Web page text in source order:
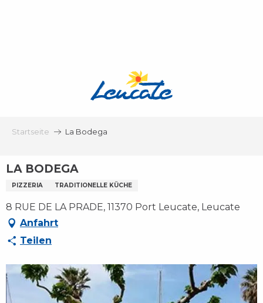
Startseite La Bodega
LA BODEGA
PIZZERIA TRADITIONELLE KÜCHE
8 RUE DE LA PRADE, 11370 Port Leucate, Leucate
Anfahrt
Teilen